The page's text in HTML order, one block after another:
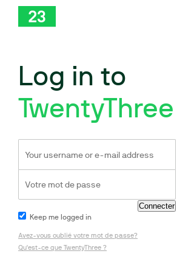
Log in to
TwentyThree
Keep me logged in
Avez-vous oublié votre mot de passe?
Qu'est-ce que TwentyThree ?